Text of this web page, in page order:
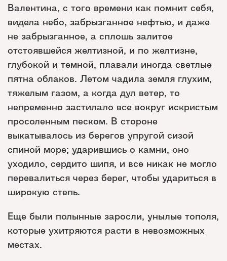
Валентина, с того времени как помнит себя,
видела небо, забрызганное нефтью, и даже
не забрызганное, а сплошь залитое
отстоявшейся желтизной, и по желтизне,
глубокой и темной, плавали иногда светлые
пятна облаков. Летом чадила земля глухим,
тяжелым газом, а когда дул ветер, то
непременно застилало все вокруг искристым
просоленным песком. В стороне
выкатывалось из берегов упругой сизой
спиной море; ударившись о камни, оно
уходило, сердито шипя, и все никак не могло
перевалиться через берег, чтобы удариться в
широкую степь.
Еще были полынные заросли, унылые тополя,
которые ухитряются расти в невозможных
местах.